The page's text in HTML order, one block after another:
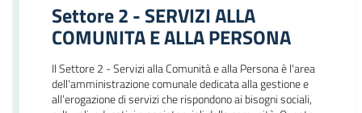
Settore 2 - SERVIZI ALLA
COMUNITA E ALLA PERSONA
Il Settore 2 - Servizi alla Comunità e alla Persona è l'area
dell'amministrazione comunale dedicata alla gestione e
all’erogazione di servizi che rispondono ai bisogni sociali,